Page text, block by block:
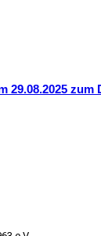
29.08.2025 zum